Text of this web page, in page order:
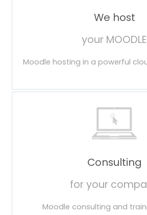
We host
your MOODLE
Moodle hosting in a powerful
Consulting
for your
Moodle consulting and